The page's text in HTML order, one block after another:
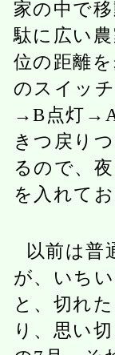
家の中で
駄に広い
位の距離
のスイッ
→B点灯
きつ戻り
るので、
を入れて
以前は普
が、いち
と、切れ
り、思い